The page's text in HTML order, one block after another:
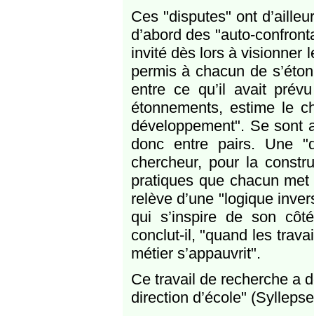
Ces "disputes" ont
d’abord des "auto-
invité dès lors à visionner
permis à chacun de
entre ce qu’il avait
étonnements, estime le
développement". Se sont
donc entre pairs. Une
chercheur, pour la
pratiques que chacun
relève d’une "logique
qui s’inspire de son
conclut-il, "quand les
métier s’appauvrit".
Ce travail de recherche a
direction d’école"